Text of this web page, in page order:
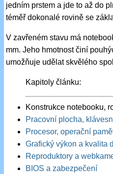
jedním prstem a jde to až do
téměř dokonalé rovině se
V zavřeném stavu má
mm. Jeho hmotnost činí
umožňuje udělat skvělého
Kapitoly článku:
Konstrukce notebooku,
Pracovní plocha,
Procesor, operační
Grafický výkon a kvalita
Reproduktory a
BIOS a zabezpečení